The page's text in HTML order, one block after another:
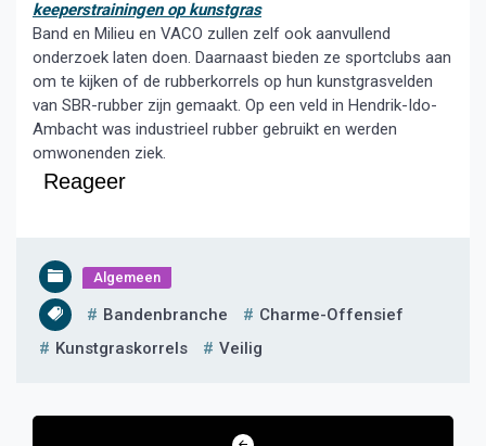
keeperstrainingen op kunstgras
Band en Milieu en VACO zullen zelf ook aanvullend
onderzoek laten doen. Daarnaast bieden ze sportclubs aan
om te kijken of de rubberkorrels op hun kunstgrasvelden
van SBR-rubber zijn gemaakt. Op een veld in Hendrik-Ido-
Ambacht was industrieel rubber gebruikt en werden
omwonenden ziek.
Reageer
Algemeen
Bandenbranche
Charme-Offensief
Kunstgraskorrels
Veilig
Bericht